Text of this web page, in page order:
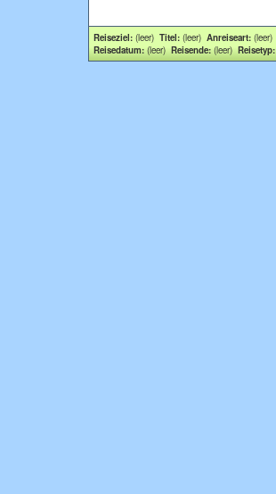
Reiseziel: (leer) Titel: (leer) Anreiseart: (leer)
Reisedatum: (leer) Reisende: (leer) Reisetyp: